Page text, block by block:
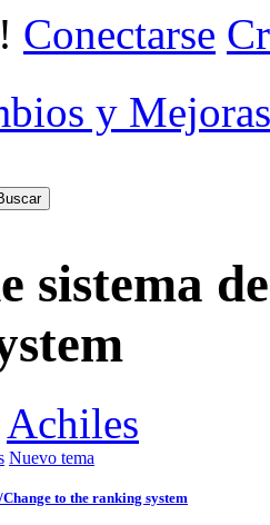
Conectarse
y
sistema
Achiles
Nuevo tema
to the ranking system